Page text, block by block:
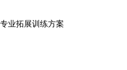
业拓展训练方案